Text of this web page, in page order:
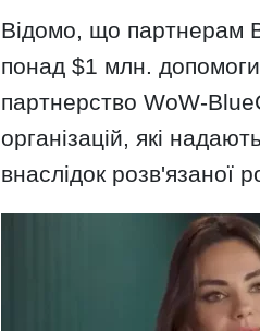
Відомо, що партнерам
понад $1 млн.
партнерство WoW-
організацій, які
внаслідок розв'язаної